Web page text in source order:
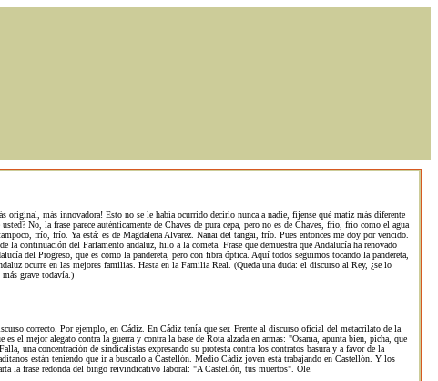
original, más innovadora! Esto no se le había ocurrido decirlo nunca a nadie, fíjense qué matiz más diferente
No, la frase parece auténticamente de Chaves de pura cepa, pero no es de Chaves, frío, frío como el agua
frío, frío. Ya está: es de Magdalena Alvarez. Nanai del tangai, frío. Pues entonces me doy por vencido.
la continuación del Parlamento andaluz, hilo a la cometa. Frase que demuestra que Andalucía ha renovado
del Progreso, que es como la pandereta, pero con fibra óptica. Aquí todos seguimos tocando la pandereta,
ocurre en las mejores familias. Hasta en la Familia Real. (Queda una duda: el discurso al Rey, ¿se lo
grave todavía.)
correcto. Por ejemplo, en Cádiz. En Cádiz tenía que ser. Frente al discurso oficial del metacrilato de la
el mejor alegato contra la guerra y contra la base de Rota alzada en armas: "Osama, apunta bien, picha, que
una concentración de sindicalistas expresando su protesta contra los contratos basura y a favor de la
están teniendo que ir a buscarlo a Castellón. Medio Cádiz joven está trabajando en Castellón. Y los
la frase redonda del bingo reivindicativo laboral: "A Castellón, tus muertos". Ole.